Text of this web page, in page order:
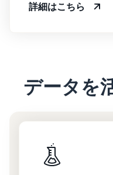
詳細はこちら
データを